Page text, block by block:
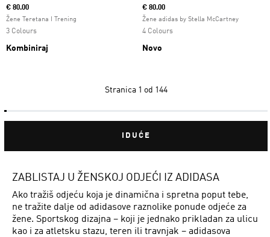
€ 80.00
Žene Teretana I Trening
3 Colours
Kombiniraj
€ 80.00
Žene adidas by Stella McCartney
4 Colours
Novo
Stranica 1 od 144
IDUĆE
ZABLISTAJ U ŽENSKOJ ODJEĆI IZ ADIDASA
Ako tražiš odjeću koja je dinamična i spretna poput tebe,
ne tražite dalje od adidasove raznolike ponude odjeće za
žene. Sportskog dizajna – koji je jednako prikladan za ulicu
kao i za atletsku stazu, teren ili travnjak – adidasova